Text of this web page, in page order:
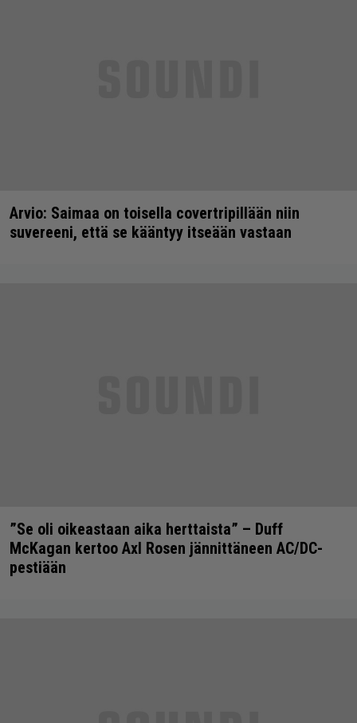
Arvio: Saimaa on toisella covertripillään niin
suvereeni, että se kääntyy itseään vastaan
”Se oli oikeastaan aika herttaista” – Duff
McKagan kertoo Axl Rosen jännittäneen AC/DC-
pestiään